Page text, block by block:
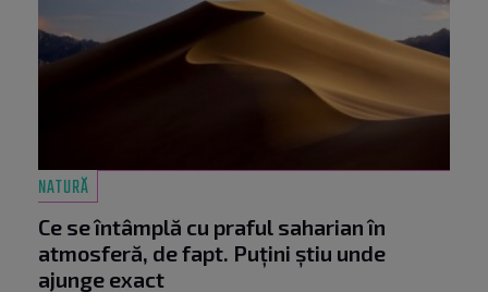
NATURĂ
Ce se întâmplă cu praful saharian în
atmosferă, de fapt. Puțini știu unde
ajunge exact